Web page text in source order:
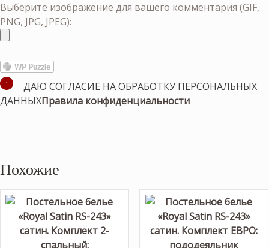
Выберите изображение для вашего комментария (GIF,
PNG, JPG, JPEG):
ДАЮ СОГЛАСИЕ НА ОБРАБОТКУ ПЕРСОНАЛЬНЫХ
ДАННЫХПравила конфиденциальности
Похожие